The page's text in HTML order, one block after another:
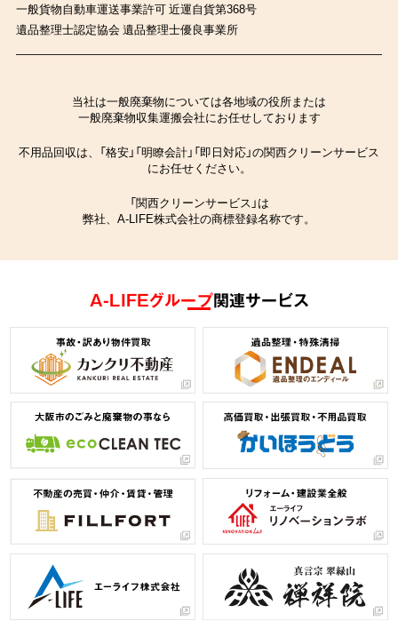
一般貨物自動車運送事業許可 近運自貨第368号
遺品整理士認定協会 遺品整理士優良事業所
当社は一般廃棄物については各地域の役所または
一般廃棄物収集運搬会社にお任せしております
不用品回収は、「格安」「明瞭会計」「即日対応」の関西クリーンサービス
にお任せください。
「関西クリーンサービス」は
弊社、A-LIFE株式会社の商標登録名称です。
A-LIFEグループ関連サービス